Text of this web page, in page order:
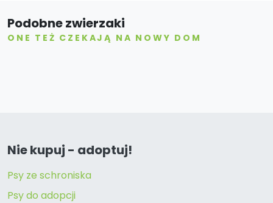
Podobne zwierzaki
ONE TEŻ CZEKAJĄ NA NOWY DOM
Nie kupuj - adoptuj!
Psy ze schroniska
Psy do adopcji